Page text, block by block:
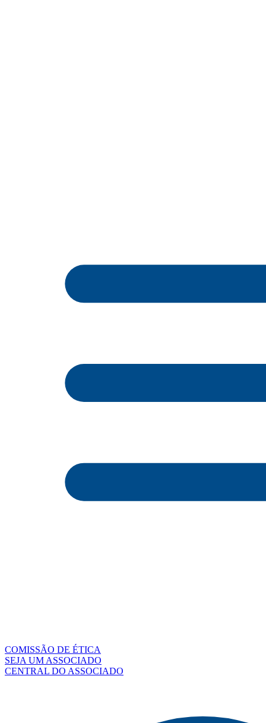
COMISSÃO DE ÉTICA
SEJA UM ASSOCIADO
CENTRAL DO ASSOCIADO